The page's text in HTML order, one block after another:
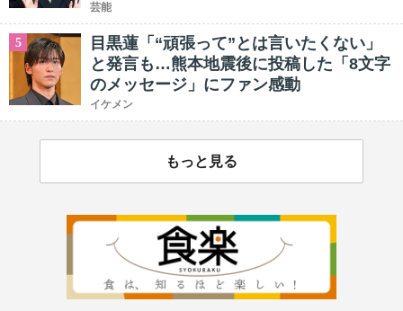
芸能
5
目黒蓮「“頑張って”とは言いたくない」
と発言も…熊本地震後に投稿した「8文字
のメッセージ」にファン感動
イケメン
もっと見る